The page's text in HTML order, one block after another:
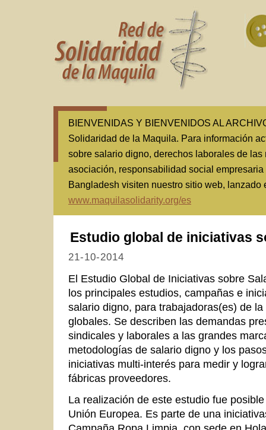
BIENVENIDAS Y BIENVENIDOS AL
Solidaridad de la Maquila. Para información
sobre salario digno, derechos laborales de las
asociación, responsabilidad social
Bangladesh visiten nuestro sitio web, lanzado
www.maquilasolidarity.org/es
Estudio global de iniciativas
21-10-2014
El Estudio Global de Iniciativas sobre
los principales estudios, campañas e
salario digno, para trabajadoras(es) de
globales. Se describen las demandas
sindicales y laborales a las grandes
metodologías de salario digno y los
iniciativas multi-interés para medir y
fábricas proveedores.
La realización de este estudio fue
Unión Europea. Es parte de una